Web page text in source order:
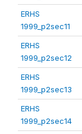
ERHS
1999_p2sec11
ERHS
1999_p2sec12
ERHS
1999_p2sec13
ERHS
1999_p2sec14